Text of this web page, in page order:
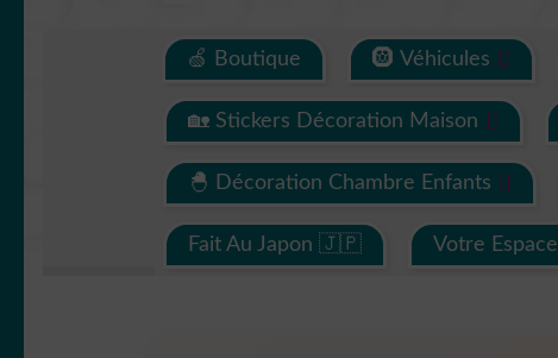
🍏 Boutique 🛞 Véhicules
🏡 Stickers Décoration Maison
🐣 Décoration Chambre Enfants
Fait Au Japon 🇯🇵 Votre Espace